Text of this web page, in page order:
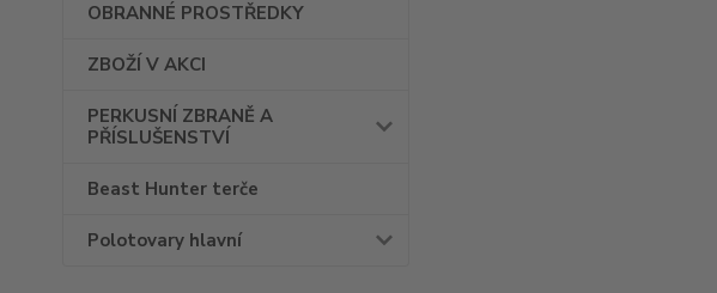
OBRANNÉ PROSTŘEDKY
ZBOŽÍ V AKCI
PERKUSNÍ ZBRANĚ A
PŘÍSLUŠENSTVÍ
Beast Hunter terče
Polotovary hlavní